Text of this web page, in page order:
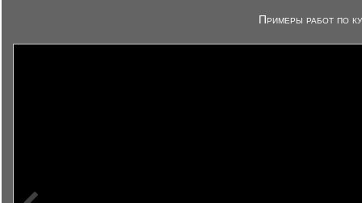
Примеры работ по